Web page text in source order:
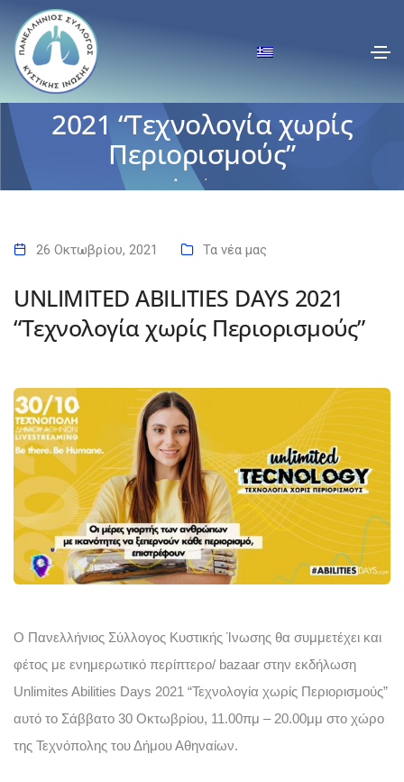
UNLIMITED ABILITIES DAYS
2021 “Τεχνολογία χωρίς
Περιορισμούς”
Αρχική
26 Οκτωβρίου, 2021 Τα νέα μας
UNLIMITED ABILITIES DAYS 2021
“Τεχνολογία χωρίς Περιορισμούς”
Ο Πανελλήνιος Σύλλογος Κυστικής Ίνωσης θα συμμετέχει και
φέτος με ενημερωτικό περίπτερο/ bazaar στην εκδήλωση
Unlimites Abilities Days 2021 “Τεχνολογία χωρίς Περιορισμούς”
αυτό το Σάββατο 30 Οκτωβρίου, 11.00πμ – 20.00μμ στο χώρο
της Τεχνόπολης του Δήμου Αθηναίων.